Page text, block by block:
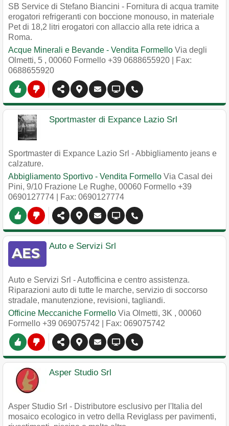
SB Service di Stefano Biancini - Fornitura di acqua tramite
erogatori refrigeranti con boccione monouso, in materiale
Pet di 18,2 litri erogatori con allaccio alla rete idrica a
Roma.
Acque Minerali e Bevande - Vendita Formello Via degli
Olmetti, 5 , 00060 Formello +39 0688655920 | Fax:
0688655920
Sportmaster di Expance Lazio Srl
Sportmaster di Expance Lazio Srl - Abbigliamento jeans e
calzature.
Abbigliamento Sportivo - Vendita Formello Via Casal dei
Pini, 9/10 Frazione Le Rughe, 00060 Formello +39
0690127774 | Fax: 0690127774
Auto e Servizi Srl
Auto e Servizi Srl - Autofficina e centro assistenza.
Riparazioni auto di tutte le marche, servizio di soccorso
stradale, manutenzione, revisioni, tagliandi.
Officine Meccaniche Formello Via Olmetti, 3K , 00060
Formello +39 069075742 | Fax: 069075742
Asper Studio Srl
Asper Studio Srl - Distributore esclusivo per l'Italia del
mosaico ecologico in vetro della Reviglass per pavimenti,